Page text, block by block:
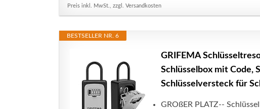
Preis inkl. MwSt., zzgl. Versandkosten
BESTSELLER NR. 6
GRIFEMA
Schlüsselbox mit Code,
Schlüsselversteck für
GROßER PLATZ--